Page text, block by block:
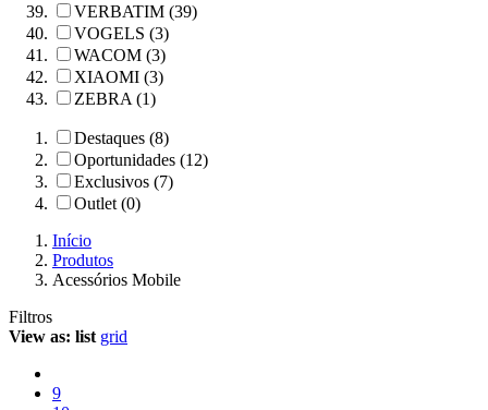
VERBATIM (39)
VOGELS (3)
WACOM (3)
XIAOMI (3)
ZEBRA (1)
Destaques (8)
Oportunidades (12)
Exclusivos (7)
Outlet (0)
Início
Produtos
Acessórios Mobile
Filtros
View as: list grid
9